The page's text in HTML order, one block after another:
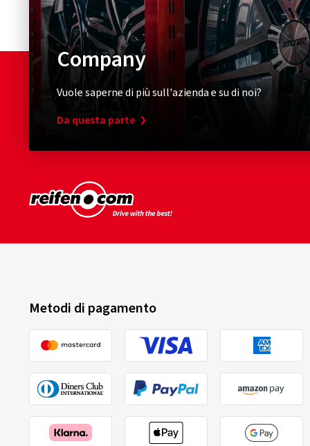
Company
Vuole saperne di più sull'azienda e su di noi?
Da questa parte
Metodi di pagamento